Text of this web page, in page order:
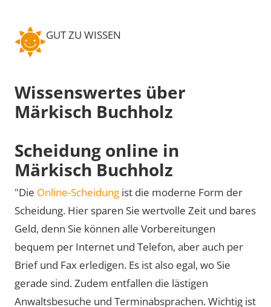
GUT ZU WISSEN
Wissenswertes über
Märkisch Buchholz
Scheidung online in
Märkisch Buchholz
"Die Online-Scheidung ist die moderne Form der
Scheidung. Hier sparen Sie wertvolle Zeit und bares
Geld, denn Sie können alle Vorbereitungen
bequem per Internet und Telefon, aber auch per
Brief und Fax erledigen. Es ist also egal, wo Sie
gerade sind. Zudem entfallen die lästigen
Anwaltsbesuche und Terminabsprachen. Wichtig ist